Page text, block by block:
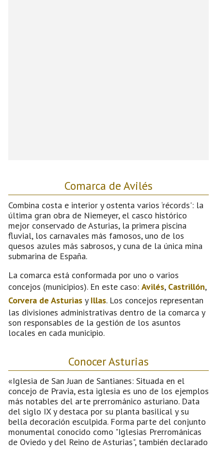
Comarca de Avilés
Combina costa e interior y ostenta varios ‘récords': la
última gran obra de Niemeyer, el casco histórico
mejor conservado de Asturias, la primera piscina
fluvial, los carnavales más famosos, uno de los
quesos azules más sabrosos, y cuna de la única mina
submarina de España.
La comarca está conformada por uno o varios
concejos (municipios). En este caso: Avilés, Castrillón,
Corvera de Asturias y Illas. Los concejos representan
las divisiones administrativas dentro de la comarca y
son responsables de la gestión de los asuntos
locales en cada municipio.
Conocer Asturias
«Iglesia de San Juan de Santianes: Situada en el
concejo de Pravia, esta iglesia es uno de los ejemplos
más notables del arte prerrománico asturiano. Data
del siglo IX y destaca por su planta basilical y su
bella decoración esculpida. Forma parte del conjunto
monumental conocido como "Iglesias Prerrománicas
de Oviedo y del Reino de Asturias", también declarado